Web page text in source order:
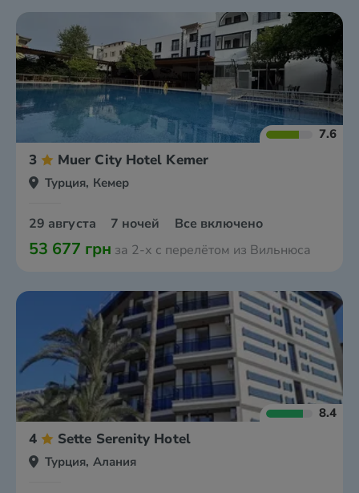
7.6
3 Muer City Hotel Kemer
Турция, Кемер
29 августа 7 ночей Все включено
53 677 грн за 2-х с перелётом из Вильнюса
8.4
4 Sette Serenity Hotel
Турция, Алания